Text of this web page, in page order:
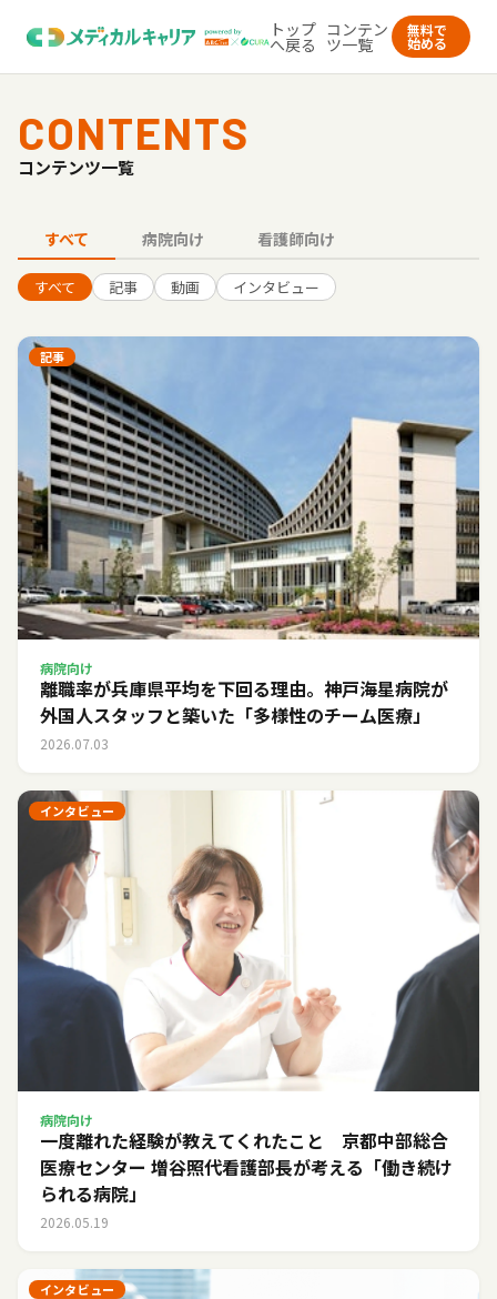
トップ
へ戻る
コンテン
ツ一覧
無料で
始める
CONTENTS
コンテンツ一覧
すべて 病院向け 看護師向け
すべて 記事 動画 インタビュー
記事
病院向け
離職率が兵庫県平均を下回る理由。神戸海星病院が
外国人スタッフと築いた「多様性のチーム医療」
2026.07.03
インタビュー
病院向け
一度離れた経験が教えてくれたこと 京都中部総合
医療センター 増谷照代看護部長が考える「働き続け
られる病院」
2026.05.19
インタビュー